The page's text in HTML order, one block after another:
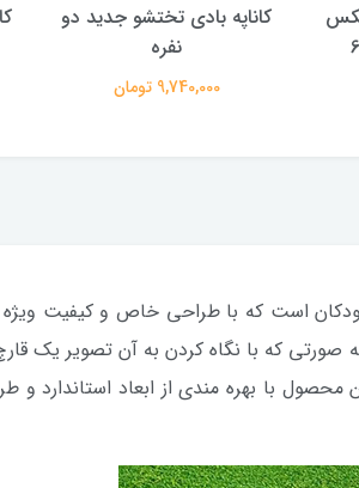
کاناپه بادی تختشو جدید دو
نفره
9,740,000 تومان
است که با طراحی خاص و کیفیت ویژه
که با نگاه کردن به آن تصویر یک
با بهره مندی از ابعاد استاندارد